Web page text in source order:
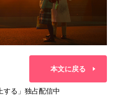
本文に戻る
する」独占配信中